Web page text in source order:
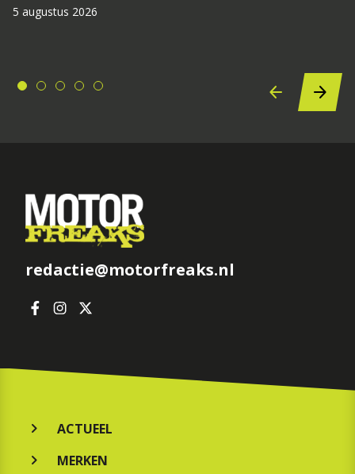
5 augustus 2026
redactie@motorfreaks.nl
ACTUEEL
MERKEN